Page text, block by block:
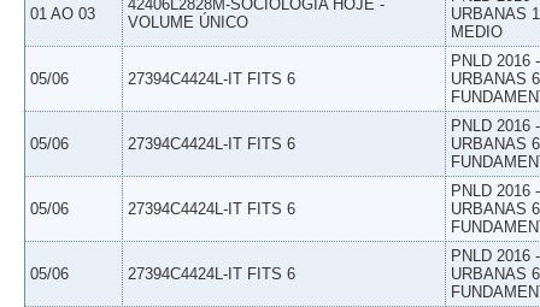
01 AO 03
42406L2828M-SOCIOLOGIA HOJE -
VOLUME ÚNICO
URBANAS
MEDIO
05/06 27394C4424L-IT FITS 6
PNLD 2016
URBANAS
05/06 27394C4424L-IT FITS 6
PNLD 2016
URBANAS
05/06 27394C4424L-IT FITS 6
PNLD 2016
URBANAS
05/06 27394C4424L-IT FITS 6
PNLD 2016
URBANAS